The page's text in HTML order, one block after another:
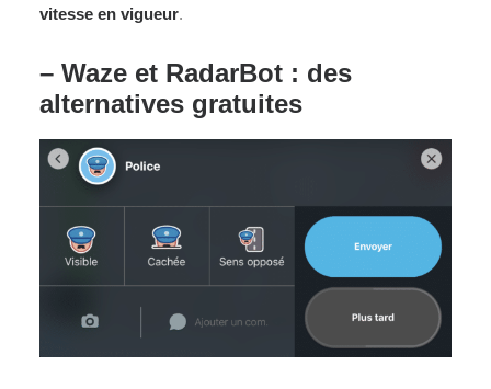
vitesse en vigueur.
– Waze et RadarBot : des
alternatives gratuites